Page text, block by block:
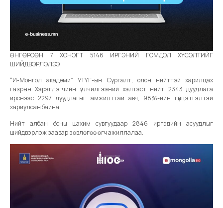
ӨНГӨРСӨН 7 ХОНОГТ 5146 ИРГЭНИЙ ГОМДОЛ ХҮСЭЛТИЙГ
ШИЙДВЭРЛЭЛЭЭ
“И-Монгол академи” УТҮГ-ын Сургалт, олон нийттэй харилцах
газрын Хэрэглэгчийн үйлчилгээний хэлтэст нийт 2343 дуудлага
ирснээс 2297 дуудлагыг амжилттай авч, 98%-ийн гүйцэтгэлтэй
хариулсан байна.
Нийт албан ёсны цахим сувгуудаар 2846 иргэдийн асуудлыг
шийдвэрлэж заавар зөвлөгөө өгч ажиллалаа.